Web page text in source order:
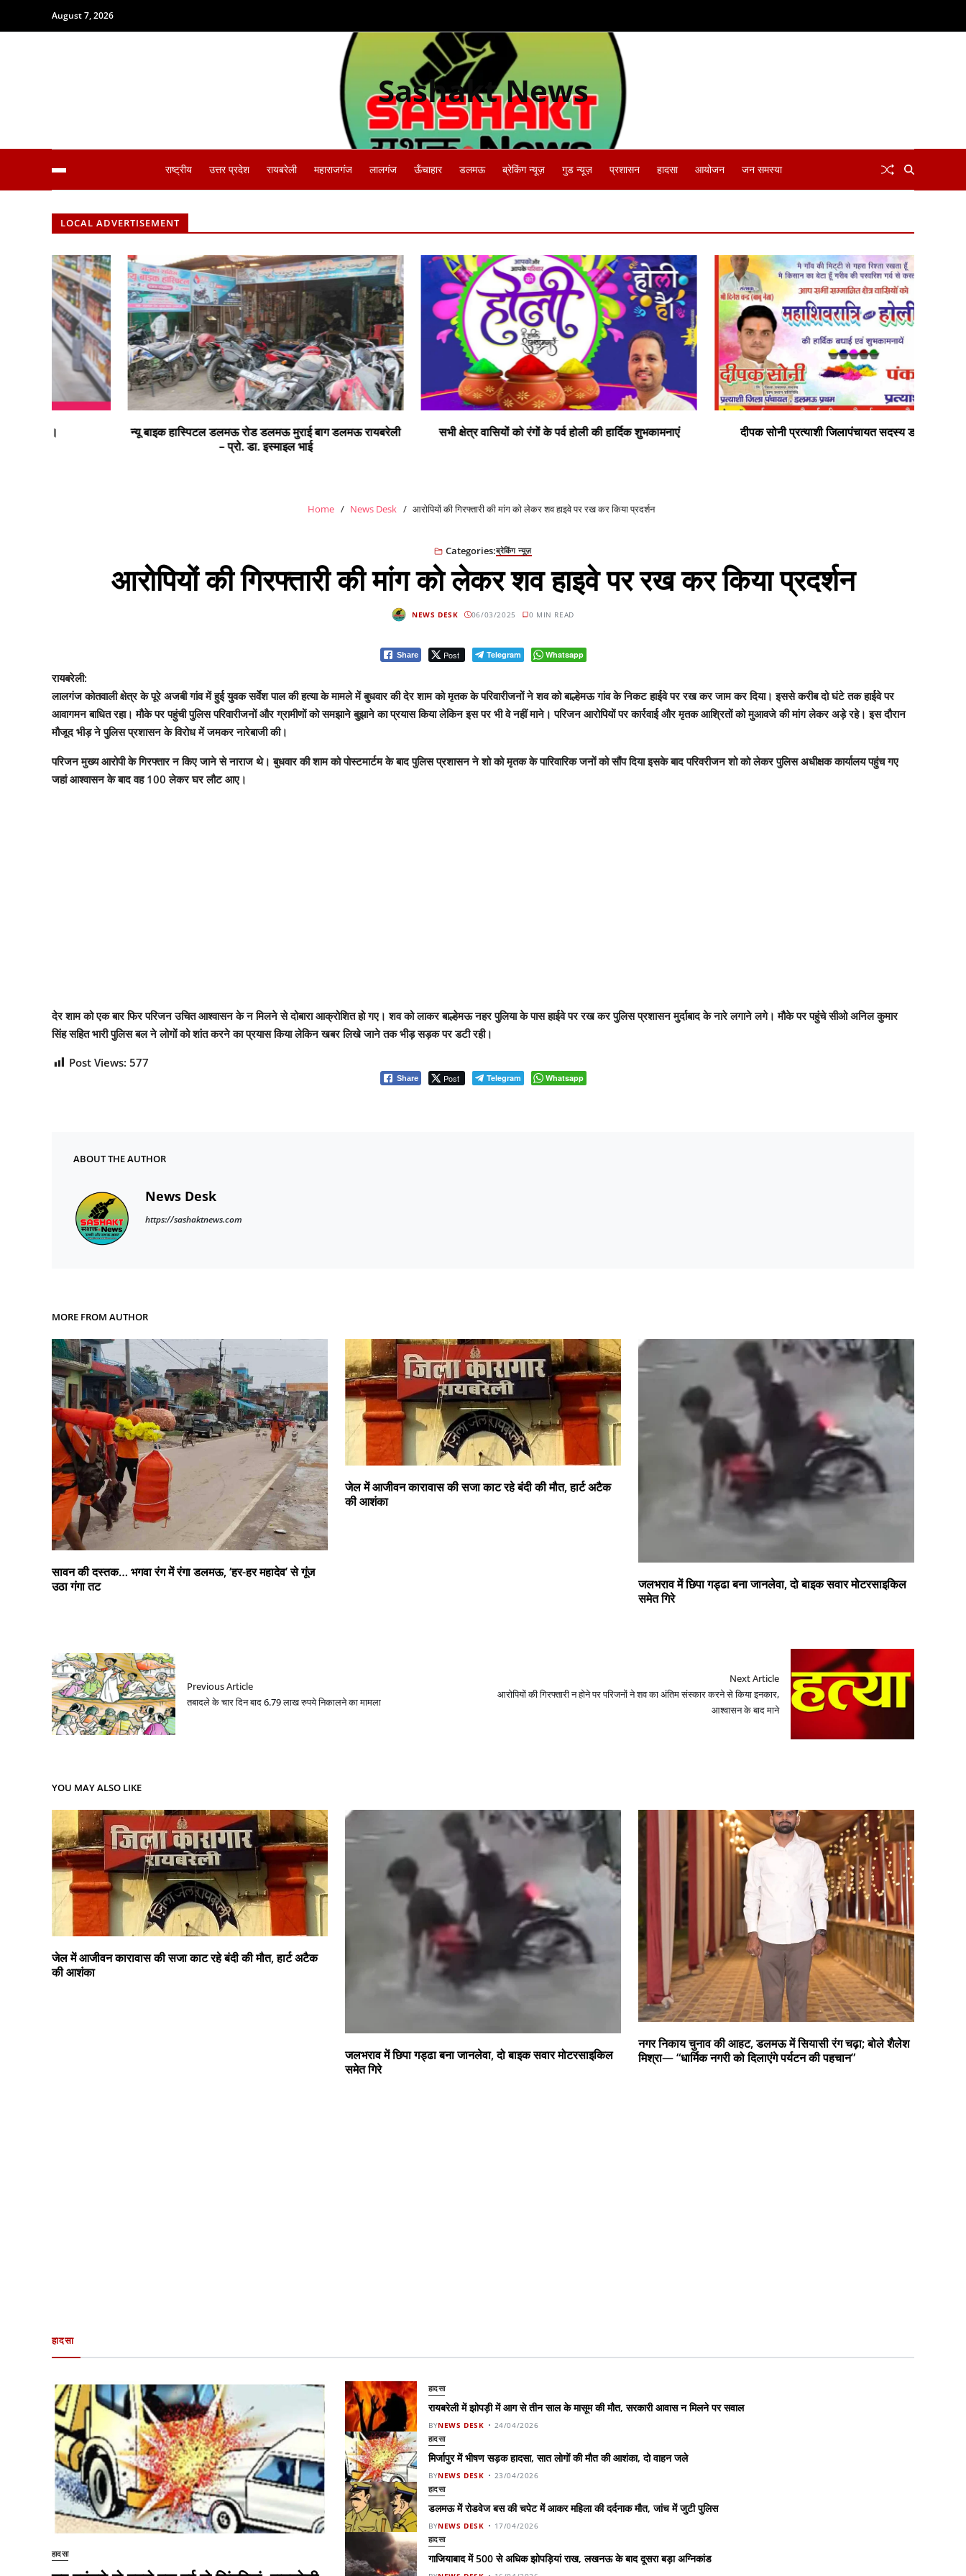
August 7, 2026
Sashakt News
राष्ट्रीय उत्तर प्रदेश रायबरेली महाराजगंज लालगंज ऊँचाहार डलमऊ ब्रेकिंग न्यूज़ गुड न्यूज़ प्रशासन हादसा आयोजन जन समस्या
LOCAL ADVERTISEMENT
न्यू बाइक हास्पिटल डलमऊ रोड डलमऊ मुराई बाग डलमऊ रायबरेली
– प्रो. डा. इस्माइल भाई
सभी क्षेत्र वासियों को रंगों के पर्व होली की हार्दिक शुभकामनाएं दीपक सोनी प्रत्याशी जिलापंचायत सदस्य डलमऊ प्रथम
Home News Desk आरोपियों की गिरफ्तारी की मांग को लेकर शव हाइवे पर रख कर किया प्रदर्शन
Categories:ब्रेकिंग न्यूज़
आरोपियों की गिरफ्तारी की मांग को लेकर शव हाइवे पर रख कर किया प्रदर्शन
NEWS DESK 06/03/2025 0 MIN READ
Share Post Telegram Whatsapp
रायबरेली:
लालगंज कोतवाली क्षेत्र के पूरे अजबी गांव में हुई युवक सर्वेश पाल की हत्या के मामले में बुधवार की देर शाम को मृतक के परिवारीजनों ने शव को बाल्हेमऊ गांव के निकट हाईवे पर रख कर जाम कर दिया। इससे करीब दो घंटे तक हाईवे पर
आवागमन बाधित रहा। मौके पर पहुंची पुलिस परिवारीजनों और ग्रामीणों को समझाने बुझाने का प्रयास किया लेकिन इस पर भी वे नहीं माने। परिजन आरोपियों पर कार्रवाई और मृतक आश्रितों को मुआवजे की मांग लेकर अड़े रहे। इस दौरान
मौजूद भीड़ ने पुलिस प्रशासन के विरोध में जमकर नारेबाजी की।
परिजन मुख्य आरोपी के गिरफ्तार न किए जाने से नाराज थे। बुधवार की शाम को पोस्टमार्टम के बाद पुलिस प्रशासन ने शो को मृतक के पारिवारिक जनों को सौंप दिया इसके बाद परिवरीजन शो को लेकर पुलिस अधीक्षक कार्यालय पहुंच गए
जहां आश्वासन के बाद वह 100 लेकर घर लौट आए।
देर शाम को एक बार फिर परिजन उचित आश्वासन के न मिलने से दोबारा आक्रोशित हो गए। शव को लाकर बाल्हेमऊ नहर पुलिया के पास हाईवे पर रख कर पुलिस प्रशासन मुर्दाबाद के नारे लगाने लगे। मौके पर पहुंचे सीओ अनिल कुमार
सिंह सहित भारी पुलिस बल ने लोगों को शांत करने का प्रयास किया लेकिन खबर लिखे जाने तक भीड़ सड़क पर डटी रही।
Post Views: 577
Share Post Telegram Whatsapp
ABOUT THE AUTHOR
News Desk
https://sashaktnews.com
MORE FROM AUTHOR
सावन की दस्तक… भगवा रंग में रंगा डलमऊ, ‘हर-हर महादेव’ से गूंज
उठा गंगा तट
जेल में आजीवन कारावास की सजा काट रहे बंदी की मौत, हार्ट अटैक
की आशंका
जलभराव में छिपा गड्ढा बना जानलेवा, दो बाइक सवार मोटरसाइकिल
समेत गिरे
Previous Article
तबादले के चार दिन बाद 6.79 लाख रुपये निकालने का मामला
Next Article
आरोपियों की गिरफ्तारी न होने पर परिजनों ने शव का अंतिम संस्कार करने से किया इनकार,
आश्वासन के बाद माने
YOU MAY ALSO LIKE
जेल में आजीवन कारावास की सजा काट रहे बंदी की मौत, हार्ट अटैक
की आशंका
जलभराव में छिपा गड्ढा बना जानलेवा, दो बाइक सवार मोटरसाइकिल
समेत गिरे
नगर निकाय चुनाव की आहट, डलमऊ में सियासी रंग चढ़ा; बोले शैलेश
मिश्रा— “धार्मिक नगरी को दिलाएंगे पर्यटन की पहचान”
हादसा
हादसा
हादसा
रायबरेली में झोपड़ी में आग से तीन साल के मासूम की मौत, सरकारी आवास न मिलने पर सवाल
BYNEWS DESK 24/04/2026
हादसा
मिर्जापुर में भीषण सड़क हादसा, सात लोगों की मौत की आशंका, दो वाहन जले
BYNEWS DESK 23/04/2026
हादसा
डलमऊ में रोडवेज बस की चपेट में आकर महिला की दर्दनाक मौत, जांच में जुटी पुलिस
BYNEWS DESK 17/04/2026
हादसा
गाजियाबाद में 500 से अधिक झोपड़ियां राख, लखनऊ के बाद दूसरा बड़ा अग्निकांड